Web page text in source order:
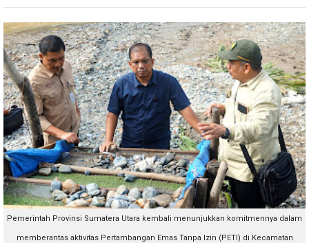
Pemerintah Provinsi Sumatera Utara kembali menunjukkan komitmennya dalam
memberantas aktivitas Pertambangan Emas Tanpa Izin (PETI) di Kecamatan